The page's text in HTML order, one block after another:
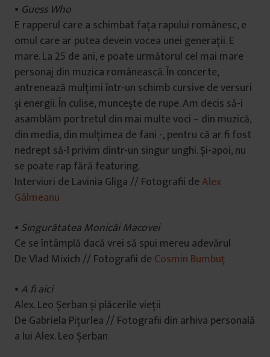
• Guess Who
E rapperul care a schimbat fața rapului românesc, e
omul care ar putea devein vocea unei generații. E
mare. La 25 de ani, e poate următorul cel mai mare
personaj din muzica românească. În concerte,
antrenează mulțimi într-un schimb cursive de versuri
și energii. În culise, muncește de rupe. Am decis să-i
asamblăm portretul din mai multe voci – din muzică,
din media, din mulțimea de fani -, pentru că ar fi fost
nedrept să-l privim dintr-un singur unghi. Și-apoi, nu
se poate rap fără featuring.
Interviuri de Lavinia Gliga // Fotografii deAlex
Gâlmeanu
• Singurătatea Monicăi Macovei
Ce se întâmplă dacă vrei să spui mereu adevărul
De Vlad Mixich // Fotografii de Cosmin Bumbuț
•A fi aici
Alex. Leo Șerban și plăcerile vieții
De Gabriela Pițurlea // Fotografii din arhiva personală
a lui Alex. Leo Șerban